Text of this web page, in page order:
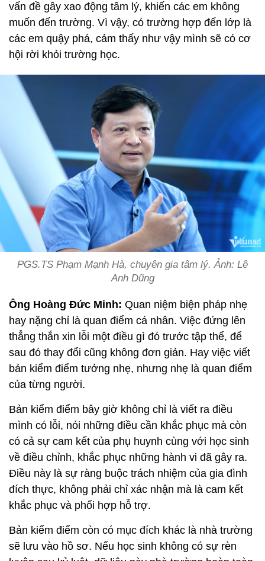
vấn đề gây xao động tâm lý, khiến các em không
muốn đến trường. Vì vậy, có trường hợp đến lớp là
các em quậy phá, cảm thấy như vậy mình sẽ có cơ
hội rời khỏi trường học.
PGS.TS Phạm Mạnh Hà, chuyên gia tâm lý. Ảnh: Lê
Anh Dũng
Ông Hoàng Đức Minh: Quan niệm biện pháp nhẹ
hay nặng chỉ là quan điểm cá nhân. Việc đứng lên
thẳng thắn xin lỗi một điều gì đó trước tập thể, để
sau đó thay đổi cũng không đơn giản. Hay việc viết
bản kiểm điểm tưởng nhẹ, nhưng nhẹ là quan điểm
của từng người.
Bản kiểm điểm bây giờ không chỉ là viết ra điều
mình có lỗi, nói những điều cần khắc phục mà còn
có cả sự cam kết của phụ huynh cùng với học sinh
về điều chỉnh, khắc phục những hành vi đã gây ra.
Điều này là sự ràng buộc trách nhiệm của gia đình
đích thực, không phải chỉ xác nhận mà là cam kết
khắc phục và phối hợp hỗ trợ.
Bản kiểm điểm còn có mục đích khác là nhà trường
sẽ lưu vào hồ sơ. Nếu học sinh không có sự rèn